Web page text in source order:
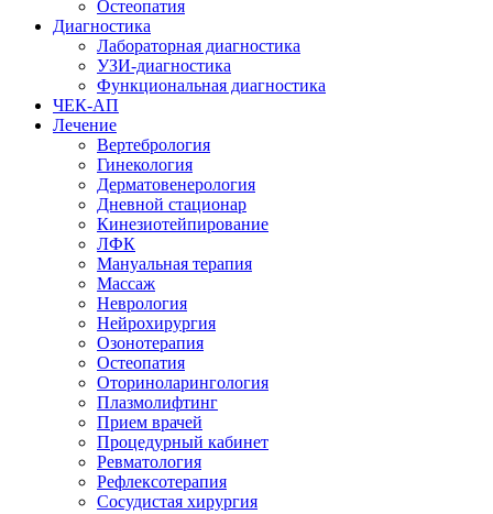
Остеопатия
Диагностика
Лабораторная диагностика
УЗИ-диагностика
Функциональная диагностика
ЧЕК-АП
Лечение
Вертебрология
Гинекология
Дерматовенерология
Дневной стационар
Кинезиотейпирование
ЛФК
Мануальная терапия
Массаж
Неврология
Нейрохирургия
Озонотерапия
Остеопатия
Оториноларингология
Плазмолифтинг
Прием врачей
Процедурный кабинет
Ревматология
Рефлексотерапия
Сосудистая хирургия